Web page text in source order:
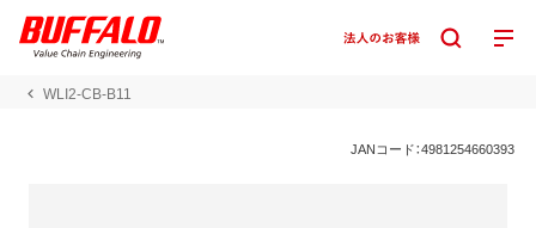
WLI2-CB-B11
JANコード：4981254660393